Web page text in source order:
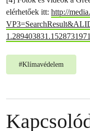
elérhetőek itt: http://
#Klímavédelem